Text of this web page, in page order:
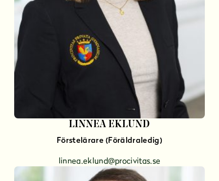
LINNEA EKLUND
Förstelärare (Föräldraledig)
linnea.eklund@procivitas.se